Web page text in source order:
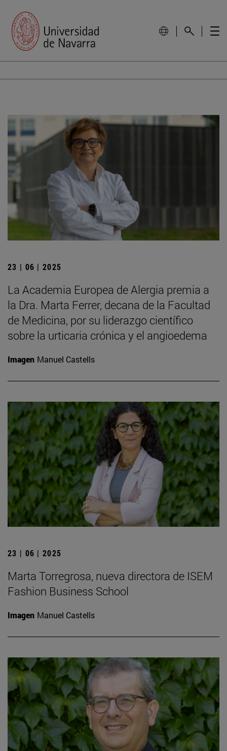
23 | 06 | 2025
La Academia Europea de Alergia premia a
la Dra. Marta Ferrer, decana de la Facultad
de Medicina, por su liderazgo científico
sobre la urticaria crónica y el angioedema
Imagen Manuel Castells
23 | 06 | 2025
Marta Torregrosa, nueva directora de ISEM
Fashion Business School
Imagen Manuel Castells